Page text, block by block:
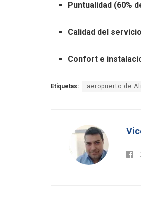
Puntualidad (60%
Calidad del
Confort e
Etiquetas: aeropuerto de